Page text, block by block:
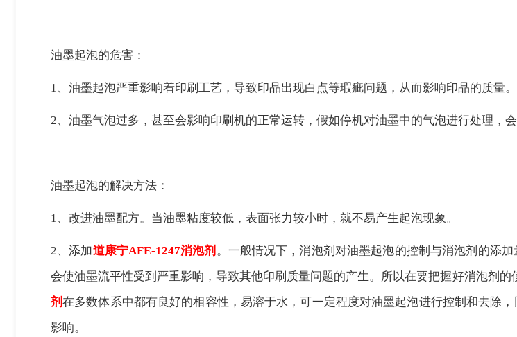
油墨起泡的危害：
1、 油墨起泡严重影响着印刷工艺，导致印品出现白点等瑕疵问题，从而影响印品的质量。
2、 油墨气泡过多，甚至会影响印刷机的正常运转，假如停机对油墨中的气泡进行处理，会
油墨起泡的解决方法：
1、 改进油墨配方。当油墨粘度较低，表面张力较小时，就不易产生起泡现象。
2、添加道康宁AFE-1247消泡剂 。一般情况下，消泡剂对油墨起泡的控制与消泡剂的添
会使油墨流平性受到严重影响，导致其他印刷质量问题的产生。所以在要把握好消泡剂的
剂在多数体系中都有良好的相容性，易溶于水，可一定程度对油墨起泡进行控制和去除
影响。